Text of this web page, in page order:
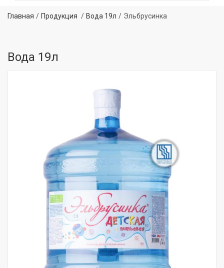
Главная Продукция Вода 19л Эльбрусинка
Вода 19л